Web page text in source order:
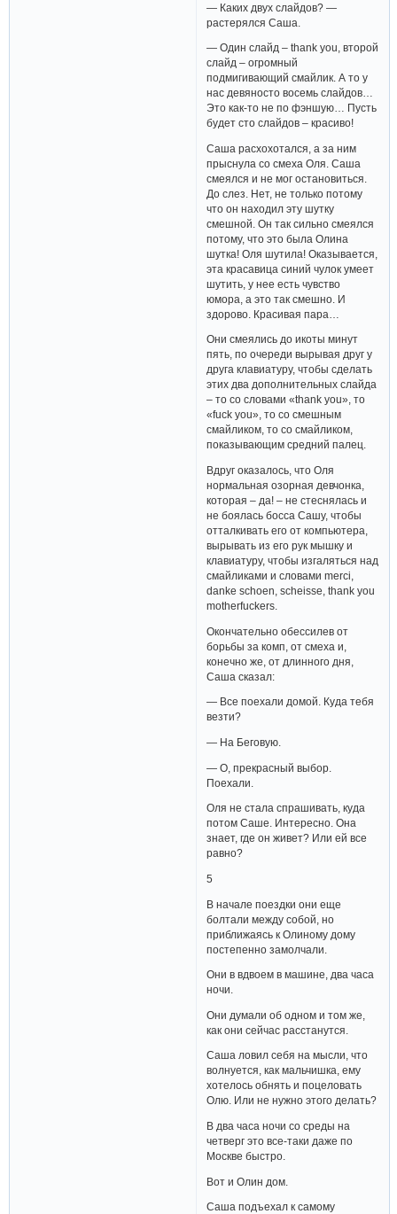
— Каких двух слайдов? —
растерялся Саша.
— Один слайд – thank you, второй
слайд – огромный
подмигивающий смайлик. А то у
нас девяносто восемь слайдов…
Это как-то не по фэншую… Пусть
будет сто слайдов – красиво!
Саша расхохотался, а за ним
прыснула со смеха Оля. Саша
смеялся и не мог остановиться.
До слез. Нет, не только потому
что он находил эту шутку
смешной. Он так сильно смеялся
потому, что это была Олина
шутка! Оля шутила! Оказывается,
эта красавица синий чулок умеет
шутить, у нее есть чувство
юмора, а это так смешно. И
здорово. Красивая пара…
Они смеялись до икоты минут
пять, по очереди вырывая друг у
друга клавиатуру, чтобы сделать
этих два дополнительных слайда
– то со словами «thank you», то
«fuck you», то со смешным
смайликом, то со смайликом,
показывающим средний палец.
Вдруг оказалось, что Оля
нормальная озорная девчонка,
которая – да! – не стеснялась и
не боялась босса Сашу, чтобы
отталкивать его от компьютера,
вырывать из его рук мышку и
клавиатуру, чтобы изгаляться над
смайликами и словами merci,
danke schoen, scheisse, thank you
motherfuckers.
Окончательно обессилев от
борьбы за комп, от смеха и,
конечно же, от длинного дня,
Саша сказал:
— Все поехали домой. Куда тебя
везти?
— На Беговую.
— О, прекрасный выбор.
Поехали.
Оля не стала спрашивать, куда
потом Саше. Интересно. Она
знает, где он живет? Или ей все
равно?
5
В начале поездки они еще
болтали между собой, но
приближаясь к Олиному дому
постепенно замолчали.
Они в вдвоем в машине, два часа
ночи.
Они думали об одном и том же,
как они сейчас расстанутся.
Саша ловил себя на мысли, что
волнуется, как мальчишка, ему
хотелось обнять и поцеловать
Олю. Или не нужно этого делать?
В два часа ночи со среды на
четверг это все-таки даже по
Москве быстро.
Вот и Олин дом.
Саша подъехал к самому